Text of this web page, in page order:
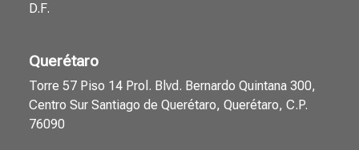
D.F.
Querétaro
Torre 57 Piso 14 Prol. Blvd. Bernardo Quintana 300,
Centro Sur Santiago de Querétaro, Querétaro, C.P.
76090